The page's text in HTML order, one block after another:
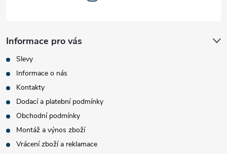
Informace pro vás
Slevy
Informace o nás
Kontakty
Dodací a platební podmínky
Obchodní podmínky
Montáž a výnos zboží
Vrácení zboží a reklamace